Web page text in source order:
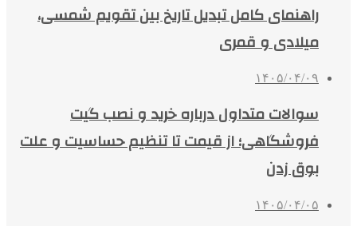
راهنمای کامل تبدیل تاریخ بین تقویم شمسی،
میلادی و قمری
۱۴۰۵/۰۴/۰۹
سوالات متداول درباره خرید و نصب گیت
فروشگاهی؛ از قیمت تا تنظیم حساسیت و علت
بوق زدن
۱۴۰۵/۰۴/۰۵